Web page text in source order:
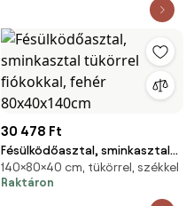
30 478 Ft
Fésülködőasztal, sminkasztal
tükörrel fiókokkal, fehér
80x40x140cm
140×80×40 cm, tükörrel, székkel
Raktáron